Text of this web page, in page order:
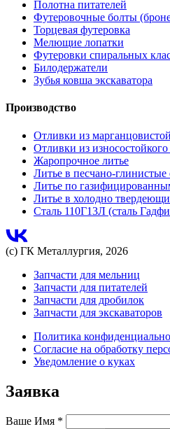
Полотна питателей
Футеровочные болты
Торцевая футеровка
Мелющие лопатки
Футеровки спиральных
Билодержатели
Зубья ковша экскаватора
Производство
Отливки из
Отливки из
Жаропрочное литье
Литье в песчано-
Литье по
Литье в холодно
Сталь 110Г13Л (сталь
(с) ГК Металлургия, 2026
Запчасти для мельниц
Запчасти для питателей
Запчасти для дробилок
Запчасти для экскаваторов
Политика
Согласие на обработку
Уведомление о куках
Заявка
Ваше Имя *